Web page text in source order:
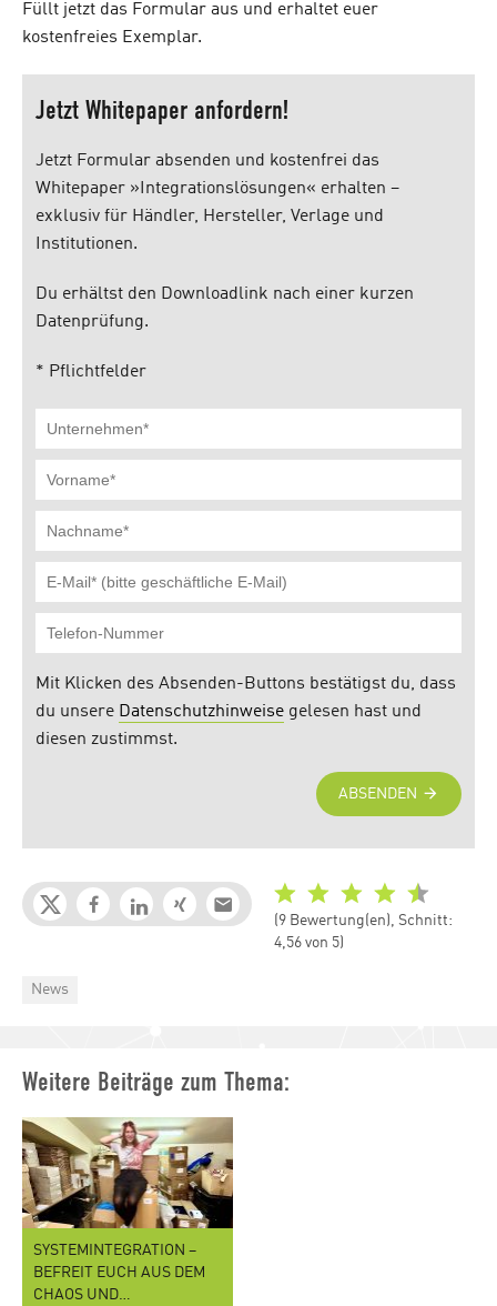
Füllt jetzt das Formular aus und erhaltet euer
kostenfreies Exemplar.
(9 Bewertung(en), Schnitt:
4,56 von 5)
Categories
News
Weitere Beiträge zum Thema:
SYSTEMINTEGRATION –
BEFREIT EUCH AUS DEM
CHAOS UND…